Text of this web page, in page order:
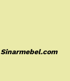
Sinarmebel.com